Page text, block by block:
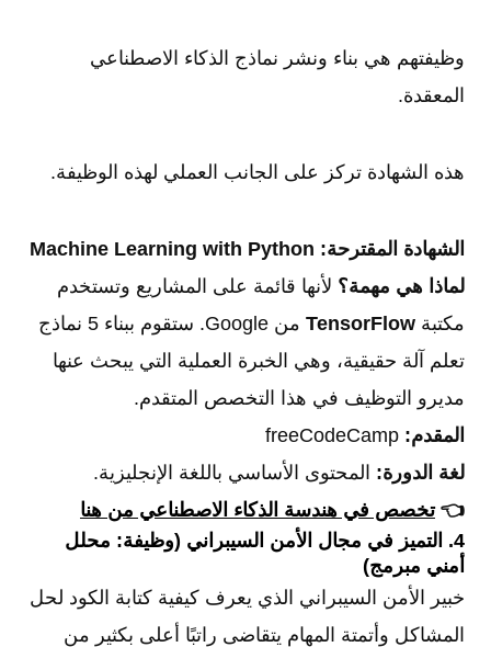
وظيفتهم هي بناء ونشر نماذج الذكاء الاصطناعي
المعقدة.
هذه الشهادة تركز على الجانب العملي لهذه الوظيفة.
الشهادة المقترحة: Machine Learning with Python
لماذا هي مهمة؟ لأنها قائمة على المشاريع وتستخدم
مكتبة TensorFlow
من Google. ستقوم ببناء 5 نماذج
تعلم آلة حقيقية، وهي الخبرة العملية التي يبحث عنها
مديرو التوظيف في هذا التخصص المتقدم.
المقدم:
لغة الدورة: المحتوى الأساسي باللغة الإنجليزية.
👈تخصص في هندسة الذكاء الاصطناعي من هنا
4. التميز في مجال الأمن السيبراني (وظيفة: محلل
أمني مبرمج)
خبير الأمن السيبراني الذي يعرف كيفية كتابة الكود لحل
المشاكل وأتمتة المهام يتقاضى راتبًا أعلى بكثير من